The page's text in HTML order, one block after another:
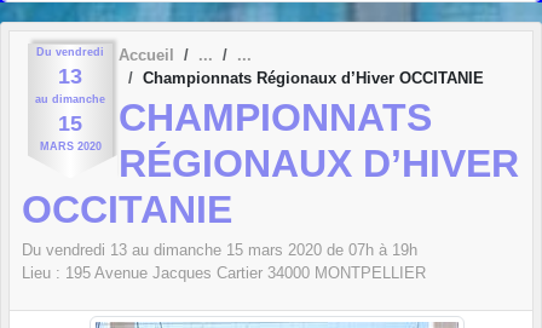
Du vendredi
13
au dimanche
15
MARS 2020
Accueil
Championnats Régionaux d’Hiver OCCITANIE
CHAMPIONNATS
RÉGIONAUX D’HIVER
OCCITANIE
Du vendredi 13 au dimanche 15 mars 2020 de 07h à 19h
Lieu : 195 Avenue Jacques Cartier 34000 MONTPELLIER